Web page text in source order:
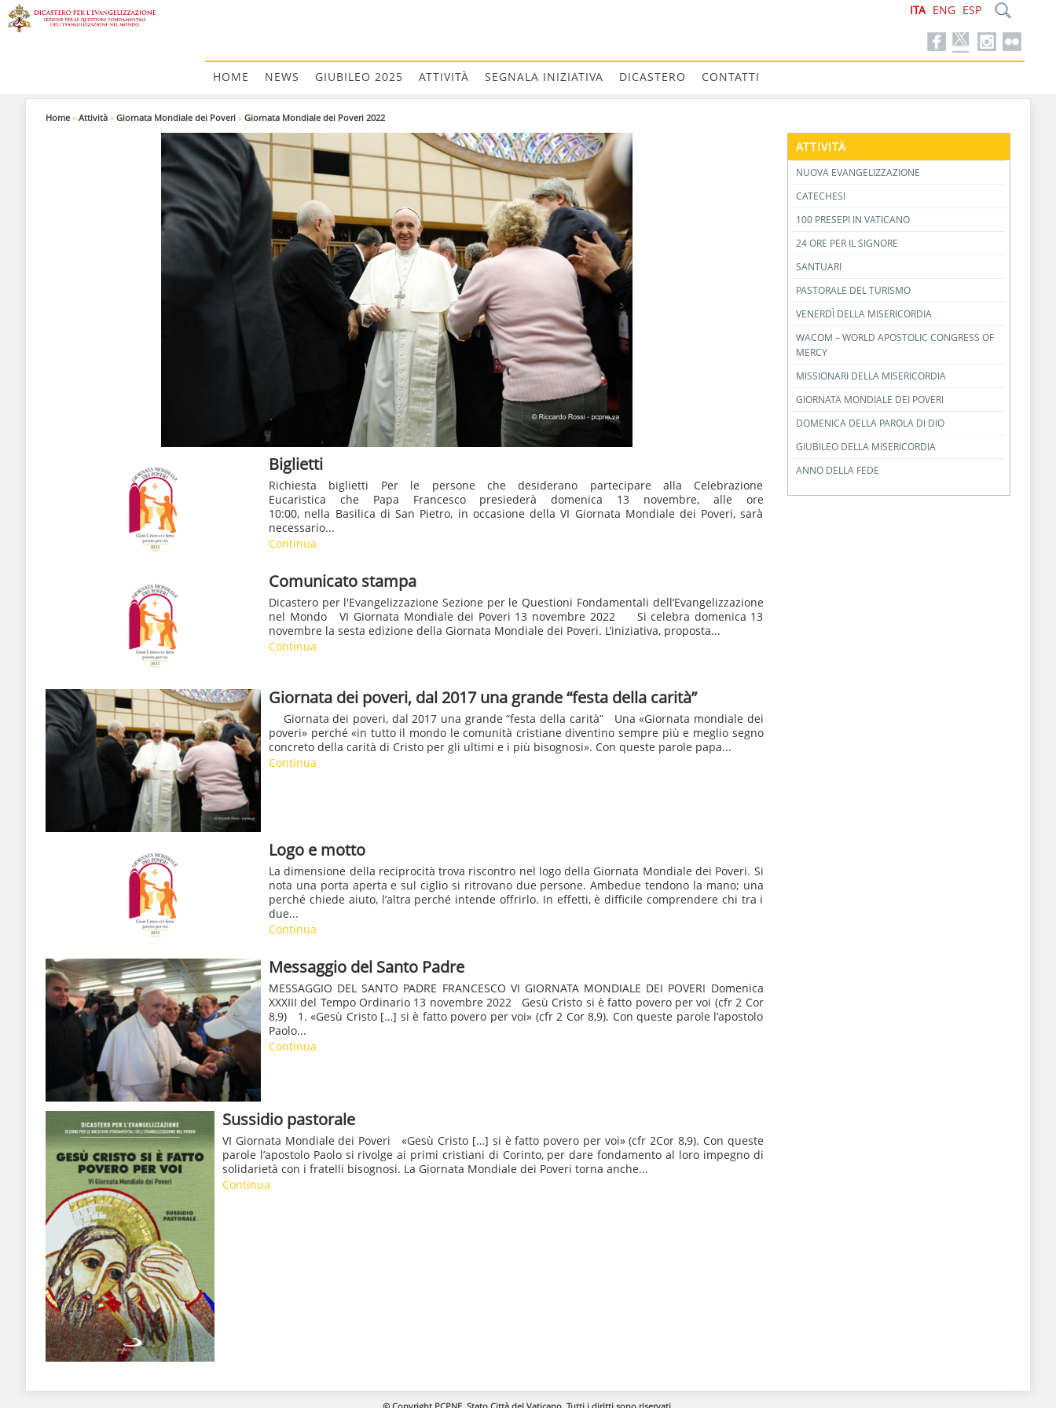
ITA ENG ESP
HOME NEWS GIUBILEO 2025 ATTIVITÀ SEGNALA INIZIATIVA DICASTERO CONTATTI
Home » Attività » Giornata Mondiale dei Poveri » Giornata Mondiale dei Poveri 2022
Biglietti
Richiesta biglietti Per le persone che desiderano partecipare alla Celebrazione
Eucaristica che Papa Francesco presiederà domenica 13 novembre, alle ore
10:00, nella Basilica di San Pietro, in occasione della VI Giornata Mondiale dei Poveri, sarà
necessario...
Continua
Comunicato stampa
Dicastero per l'Evangelizzazione Sezione per le Questioni Fondamentali dell’Evangelizzazione
nel Mondo VI Giornata Mondiale dei Poveri 13 novembre 2022 Si celebra domenica 13
novembre la sesta edizione della Giornata Mondiale dei Poveri. L’iniziativa, proposta...
Continua
Giornata dei poveri, dal 2017 una grande “festa della carità”
Giornata dei poveri, dal 2017 una grande “festa della carità” Una «Giornata mondiale dei
poveri» perché «in tutto il mondo le comunità cristiane diventino sempre più e meglio segno
concreto della carità di Cristo per gli ultimi e i più bisognosi». Con queste parole papa...
Continua
Logo e motto
La dimensione della reciprocità trova riscontro nel logo della Giornata Mondiale dei Poveri. Si
nota una porta aperta e sul ciglio si ritrovano due persone. Ambedue tendono la mano; una
perché chiede aiuto, l’altra perché intende offrirlo. In effetti, è difficile comprendere chi tra i
due...
Continua
Messaggio del Santo Padre
MESSAGGIO DEL SANTO PADRE FRANCESCO VI GIORNATA MONDIALE DEI POVERI Domenica
XXXIII del Tempo Ordinario 13 novembre 2022 Gesù Cristo si è fatto povero per voi (cfr 2 Cor
8,9) 1. «Gesù Cristo […] si è fatto povero per voi» (cfr 2 Cor 8,9). Con queste parole l’apostolo
Paolo...
Continua
Sussidio pastorale
VI Giornata Mondiale dei Poveri «Gesù Cristo […] si è fatto povero per voi» (cfr 2Cor 8,9). Con queste
parole l’apostolo Paolo si rivolge ai primi cristiani di Corinto, per dare fondamento al loro impegno di
solidarietà con i fratelli bisognosi. La Giornata Mondiale dei Poveri torna anche...
Continua
ATTIVITÀ
NUOVA EVANGELIZZAZIONE
CATECHESI
100 PRESEPI IN VATICANO
24 ORE PER IL SIGNORE
SANTUARI
PASTORALE DEL TURISMO
VENERDÌ DELLA MISERICORDIA
WACOM – WORLD APOSTOLIC CONGRESS OF
MERCY
MISSIONARI DELLA MISERICORDIA
GIORNATA MONDIALE DEI POVERI
DOMENICA DELLA PAROLA DI DIO
GIUBILEO DELLA MISERICORDIA
ANNO DELLA FEDE